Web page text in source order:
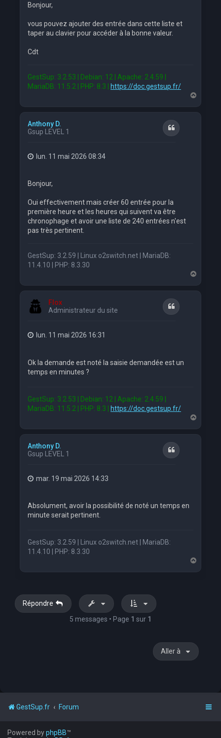
Bonjour,
vous pouvez ajouter des entrée dans cette liste et
taper au clavier pour accéder à la bonne valeur.
Cdt
GestSup: 3.2.53 | Debian: 12 | Apache: 2.4.59 |
MariaDB: 11.5.2 | PHP: 8.3 |
https://doc.gestsup.fr/
a
Anthony D.
Gsup LEVEL 1
Citation
lun. 11 mai 2026 08:34
Bonjour,
Oui effectivement mais créer 60 entrée pour la
première heure et les heures qui suivent va être
chronophage et avoir une liste de 240 entrées n'est
pas très pertinent.
GestSup: 3.2.59 | Linux o2switch.net | MariaDB:
11.4.10 | PHP: 8.3.30
a
u
Flox
Administrateur du site
Citation
lun. 11 mai 2026 16:31
Ok la demande est noté la saisie demandée est un
temps en minutes ?
GestSup: 3.2.53 | Debian: 12 | Apache: 2.4.59 |
MariaDB: 11.5.2 | PHP: 8.3 |
https://doc.gestsup.fr/
a
Anthony D.
Gsup LEVEL 1
Citation
mar. 19 mai 2026 14:33
Absolument, avoir la possibilité de noté un temps en
minute serait pertinent.
GestSup: 3.2.59 | Linux o2switch.net | MariaDB:
11.4.10 | PHP: 8.3.30
a
Répondre
5 messages • Page 1 sur 1
Aller à
GestSup.fr Forum
Powered byphpBB™